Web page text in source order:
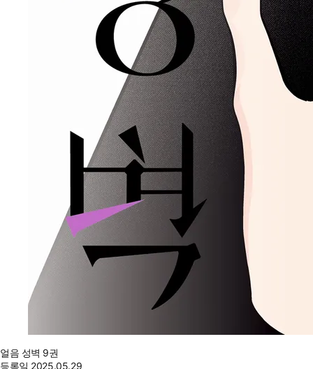
얼음 성벽 9권
등록일 2025.05.29